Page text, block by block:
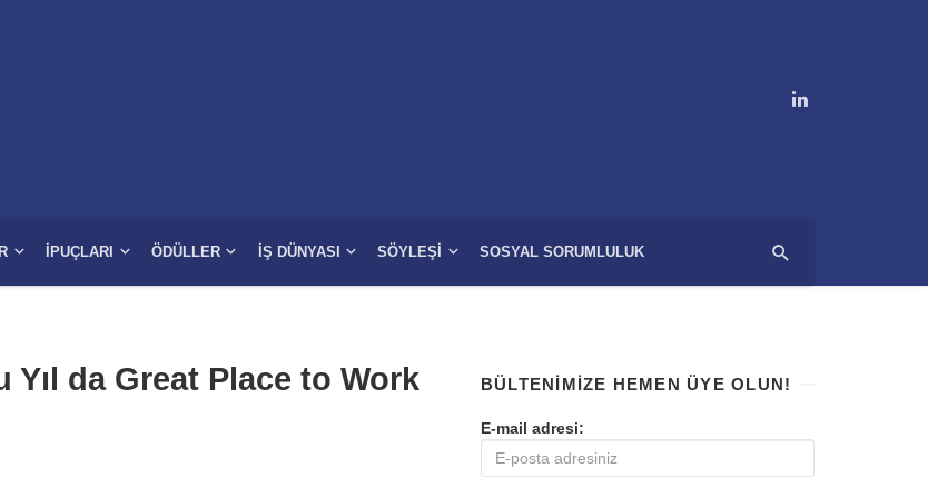
İPUÇLARI ÖDÜLLER İŞ DÜNYASI SÖYLEŞI SOSYAL SORUMLULUK
da Great Place to Work
BÜLTENIMIZE HEMEN ÜYE OLUN!
E-mail adresi: